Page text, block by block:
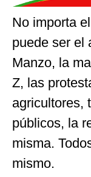
No importa
puede ser el
Manzo, la
Z, las
agricultores,
públicos, la
misma.
mismo.